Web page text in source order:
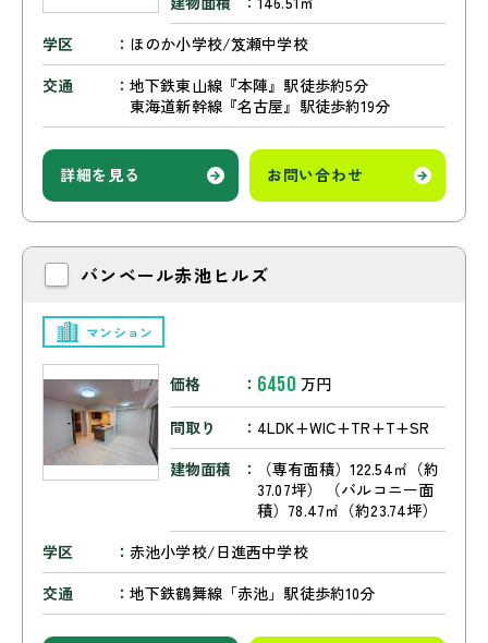
学区
ほのか小学校/笈瀬中学校
交通
地下鉄東山線『本陣』駅徒歩約5分
東海道新幹線『名古屋』駅徒歩約19分
詳細を見る お問い合わせ
バンベール赤池ヒルズ
マンション
価格 6450 万円
間取り
4LDK+WIC+TR+T+SR
建物面積
（専有面積）122.54㎡（約
37.07坪） （バルコニー面
積）78.47㎡（約23.74坪）
学区
赤池小学校/日進西中学校
交通
地下鉄鶴舞線「赤池」駅徒歩約10分